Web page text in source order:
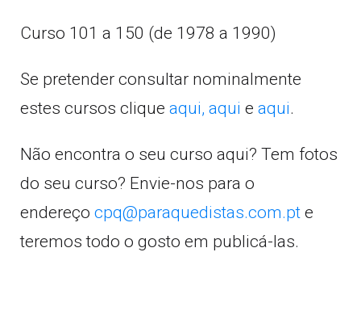
Curso 101 a 150 (de 1978 a 1990)
Se pretender consultar nominalmente
estes cursos clique aqui, aqui e aqui.
Não encontra o seu curso aqui? Tem fotos
do seu curso? Envie-nos para o
endereço cpq@paraquedistas.com.pt e
teremos todo o gosto em publicá-las.